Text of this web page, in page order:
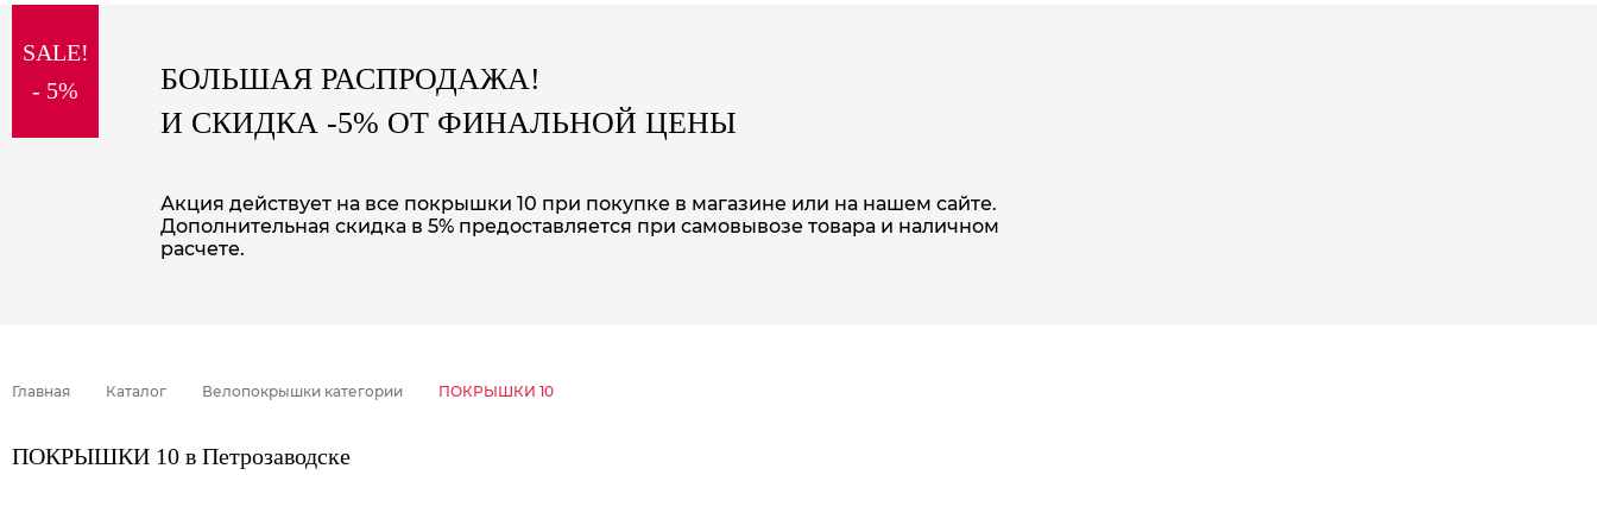
special price
SALE!
- 5%
БОЛЬШАЯ РАСПРОДАЖА!
И СКИДКА -5% ОТ ФИНАЛЬНОЙ ЦЕНЫ
Акция действует на все покрышки 10 при покупке в магазине или на нашем сайте.
Дополнительная скидка в 5% предоставляется при самовывозе товара и наличном
расчете.
Главная Каталог Велопокрышки категории ПОКРЫШКИ 10
ПОКРЫШКИ 10 в Петрозаводске